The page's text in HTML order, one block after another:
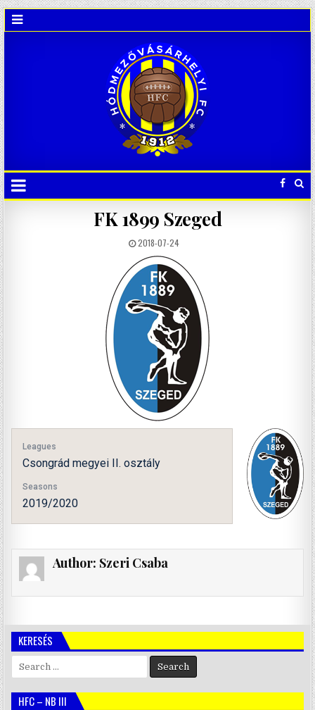
FK 1899 Szeged
2018-07-24
Leagues
Csongrád megyei II. osztály
Seasons
2019/2020
Author: Szeri Csaba
KERESÉS
Search
for:
HFC – NB III